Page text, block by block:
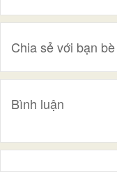
Chia sẻ với bạn bè
Bình luận